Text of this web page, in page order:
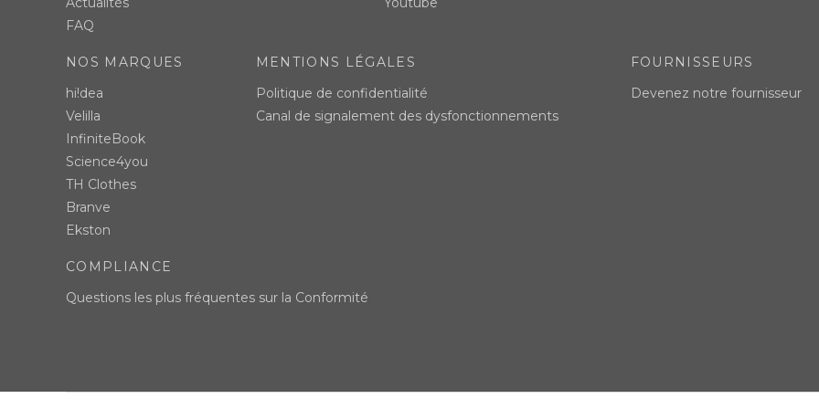
FAQ
NOS MARQUES
hi!dea
Velilla
InfiniteBook
Science4you
TH Clothes
Branve
Ekston
MENTIONS LÉGALES
Politique de confidentialité
Canal de signalement des dysfonctionnements
FOURNISSEURS
Devenez notre fournisseur
COMPLIANCE
Questions les plus fréquentes sur la Conformité